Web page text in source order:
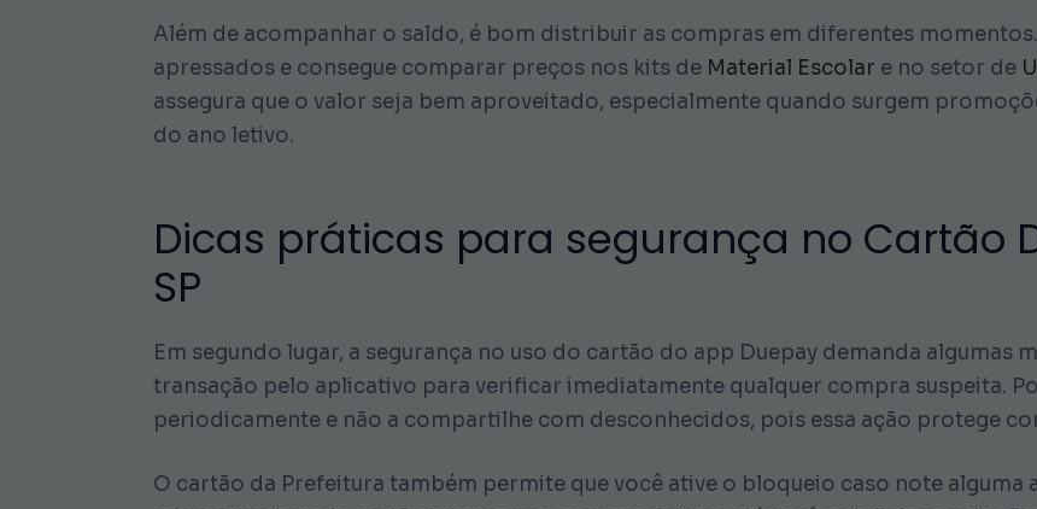
Além de acompanhar o saldo, é bom distribuir as compras em diferentes
apressados e consegue comparar preços nos kits de Material Escolar e no setor de
assegura que o valor seja bem aproveitado, especialmente quando surgem
do ano letivo.
Dicas práticas para segurança no Cartão
SP
Em segundo lugar, a segurança no uso do cartão do app Duepay demanda algumas
transação pelo aplicativo para verificar imediatamente qualquer compra suspeita.
periodicamente e não a compartilhe com desconhecidos, pois essa ação protege
O cartão da Prefeitura também permite que você ative o bloqueio caso note alguma